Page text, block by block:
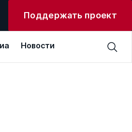
Поддержать проект
Новости